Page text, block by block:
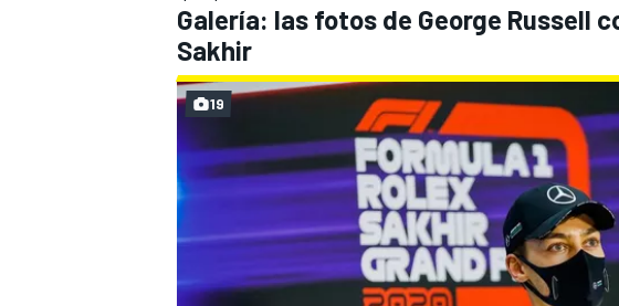
Galería: las fotos de George Russell
Sakhir
19